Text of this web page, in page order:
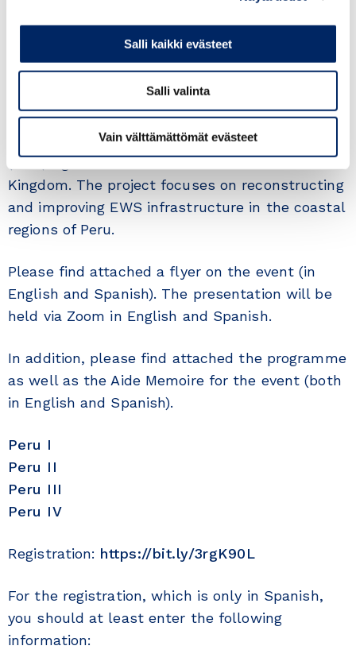
Salli kaikki evästeet
Salli valinta
Vain välttämättömät evästeet
The upcoming virtual Roadshow will present the
project on “Early Warning Systems for rivers”
which allows monitoring and surveillance of the
status and evolution of river flow as part of the
Integral Solution Interventions carried out by
ARCC. The procurement is through the
framework of the Government to Government
(G2G) Agreement between Peru and the United
Kingdom. The project focuses on reconstructing
and improving EWS infrastructure in the coastal
regions of Peru.
Please find attached a flyer on the event (in
English and Spanish). The presentation will be
held via Zoom in English and Spanish.
In addition, please find attached the programme
as well as the Aide Memoire for the event (both
in English and Spanish).
Peru I
Peru II
Peru III
Peru IV
Registration: https://bit.ly/3rgK90L
For the registration, which is only in Spanish,
you should at least enter the following
information: